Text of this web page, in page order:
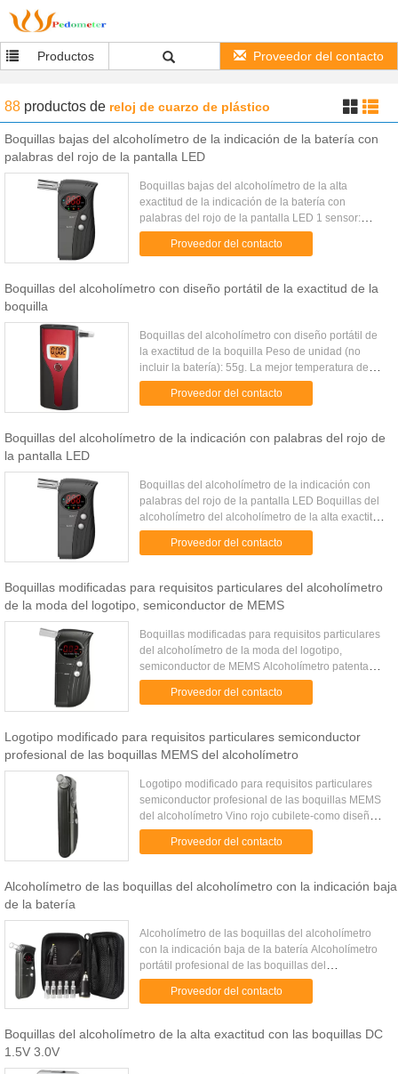
Productos Proveedor del contacto
88 productos de reloj de cuarzo de plástico
Boquillas bajas del alcoholímetro de la indicación de la batería con
palabras del rojo de la pantalla LED
Boquillas bajas del alcoholímetro de la alta
exactitud de la indicación de la batería con
palabras del rojo de la pantalla LED 1 sensor:
Alcohol avanzado del semiconductor de MEMS
sensor--sensor mp3 Vino rojo ...
Proveedor del contacto
Boquillas del alcoholímetro con diseño portátil de la exactitud de la
boquilla
Boquillas del alcoholímetro con diseño portátil de
la exactitud de la boquilla Peso de unidad (no
incluir la batería): 55g. La mejor temperatura de
trabajo: 10℃-40℃. La mejor humedad de trabajo:
40%-90%. ...Proveedor del contacto
Boquillas del alcoholímetro de la indicación con palabras del rojo de
la pantalla LED
Boquillas del alcoholímetro de la indicación con
palabras del rojo de la pantalla LED Boquillas del
alcoholímetro del alcoholímetro de la alta exactitud
con 3 palabras del rojo de la pantalla LED de los
dígitos ...Proveedor del contacto
Boquillas modificadas para requisitos particulares del alcoholímetro
de la moda del logotipo, semiconductor de MEMS
Boquillas modificadas para requisitos particulares
del alcoholímetro de la moda del logotipo,
semiconductor de MEMS Alcoholímetro patentado
del alcoholímetro con las pilas AAA de las
boquillas DC3.0V 2 x ...
Proveedor del contacto
Logotipo modificado para requisitos particulares semiconductor
profesional de las boquillas MEMS del alcoholímetro
Logotipo modificado para requisitos particulares
semiconductor profesional de las boquillas MEMS
del alcoholímetro Vino rojo cubilete-como diseño
Tiempo de calentamiento: En el plazo de 18
segundos Responde el ...
Proveedor del contacto
Alcoholímetro de las boquillas del alcoholímetro con la indicación baja
de la batería
Alcoholímetro de las boquillas del alcoholímetro
con la indicación baja de la batería Alcoholímetro
portátil profesional de las boquillas del
alcoholímetro de la alta exactitud Gama de la
detección: 0,00% - 0...
Proveedor del contacto
Boquillas del alcoholímetro de la alta exactitud con las boquillas DC
1.5V 3.0V